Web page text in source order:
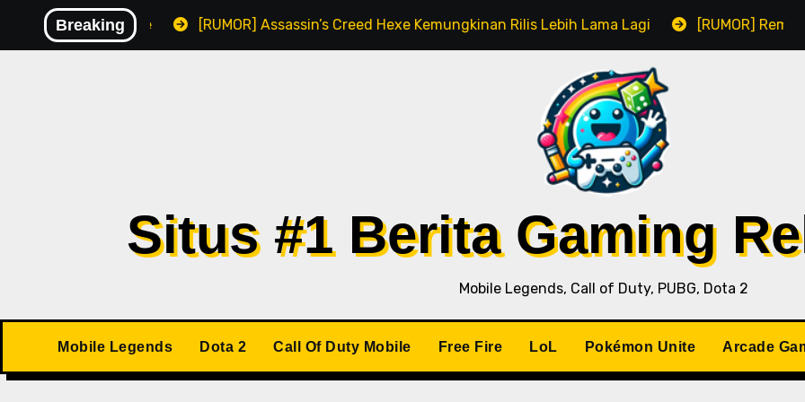
Breaking
[RUMOR] Assassin’s Creed Hexe Kemungkinan Rilis Lebih Lama Lagi [RUMOR] Remake Resident Evil
Situs #1 Berita Gaming
Mobile Legends, Call of Duty, PUBG, Dota 2
Mobile Legends Dota 2 Call Of Duty Mobile Free Fire LoL Pokémon Unite Arcade